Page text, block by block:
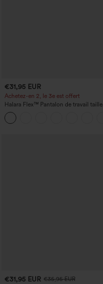
€31,95 EUR
Achetez-en 2, le 3e est offert
Halara Flex™ Pantalon de travail taille
haute avec poche latérale arrière et
légère coupe évasée
€31,95 EUR €35,95 EUR